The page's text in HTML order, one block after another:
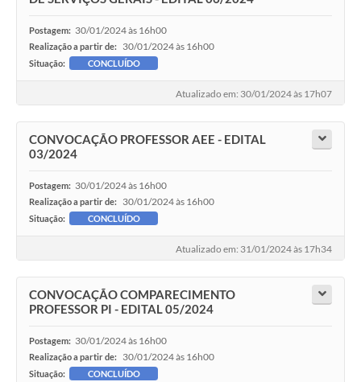
Postagem: 30/01/2024 às 16h00
Realização a partir de: 30/01/2024 às 16h00
Situação: CONCLUÍDO
Atualizado em: 30/01/2024 às 17h07
CONVOCAÇÃO PROFESSOR AEE - EDITAL
03/2024
Postagem: 30/01/2024 às 16h00
Realização a partir de: 30/01/2024 às 16h00
Situação: CONCLUÍDO
Atualizado em: 31/01/2024 às 17h34
CONVOCAÇÃO COMPARECIMENTO
PROFESSOR PI - EDITAL 05/2024
Postagem: 30/01/2024 às 16h00
Realização a partir de: 30/01/2024 às 16h00
Situação: CONCLUÍDO